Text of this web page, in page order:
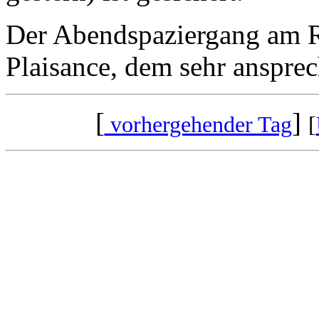
Der Abendspaziergang
Plaisance, dem sehr
[ vorhergehender Tag] [